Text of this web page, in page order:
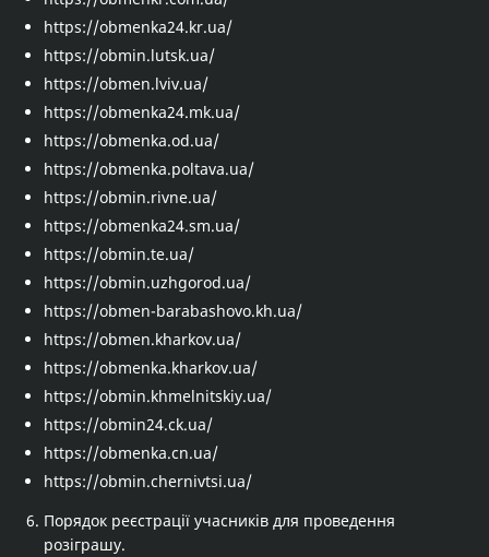
https://obmenka24.kr.ua/
https://obmin.lutsk.ua/
https://obmen.lviv.ua/
https://obmenka24.mk.ua/
https://obmenka.od.ua/
https://obmenka.poltava.ua/
https://obmin.rivne.ua/
https://obmenka24.sm.ua/
https://obmin.te.ua/
https://obmin.uzhgorod.ua/
https://obmen-barabashovo.kh.ua/
https://obmen.kharkov.ua/
https://obmenka.kharkov.ua/
https://obmin.khmelnitskiy.ua/
https://obmin24.ck.ua/
https://obmenka.cn.ua/
https://obmin.chernivtsi.ua/
Порядок реєстрації учасників для проведення
розіграшу.